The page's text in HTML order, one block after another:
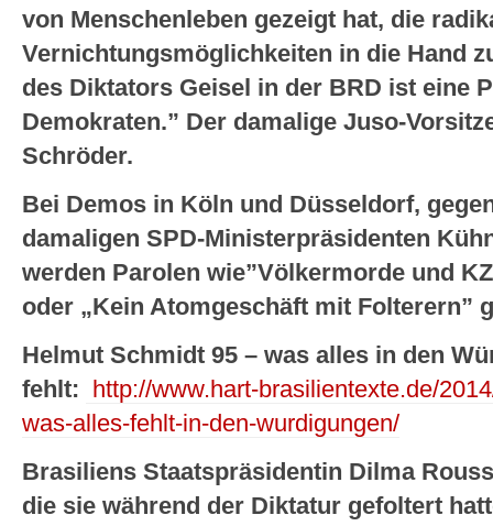
von Menschenleben gezeigt hat, die
Vernichtungsmöglichkeiten in die Hand
des Diktators Geisel in der BRD ist eine
Demokraten.” Der damalige Juso-
Schröder.
Bei Demos in Köln und Düsseldorf,
damaligen SPD-Ministerpräsidenten
werden Parolen wie”Völkermorde und
oder „Kein Atomgeschäft mit Folterern”
Helmut Schmidt 95 – was alles in den
fehlt:
http://www.hart-brasilientexte.de/
was-alles-fehlt-in-den-wurdigungen/
Brasiliens Staatspräsidentin Dilma
die sie während der Diktatur gefoltert